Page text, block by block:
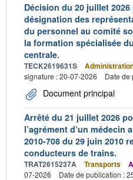
Décision du 20 juillet
désignation des
du personnel au comité
la formation spécialisée
centrale.
TECK2619631S
signature : 20-07-2026
Date de
Document principal
Arrêté du 21 juillet 2026
l’agrément d’un médecin
2010-708 du 29 juin 2010
conducteurs de trains.
TRAT2615237A Transports
07-2026
Date de publication :